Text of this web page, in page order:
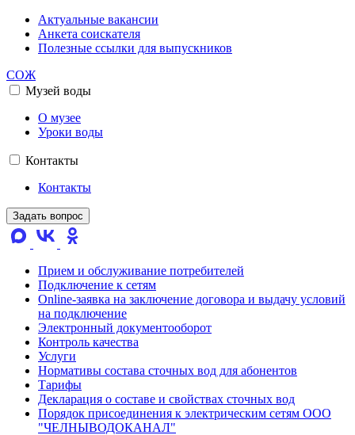
Актуальные вакансии
Анкета соискателя
Полезные ссылки для выпускников
СОЖ
Музей воды
О музее
Уроки воды
Контакты
Контакты
Задать вопрос
Прием и обслуживание потребителей
Подключение к сетям
Online-заявка на заключение договора и выдачу условий
на подключение
Электронный документооборот
Контроль качества
Услуги
Нормативы состава сточных вод для абонентов
Тарифы
Декларация о составе и свойствах сточных вод
Порядок присоединения к электрическим сетям ООО
"ЧЕЛНЫВОДОКАНАЛ"